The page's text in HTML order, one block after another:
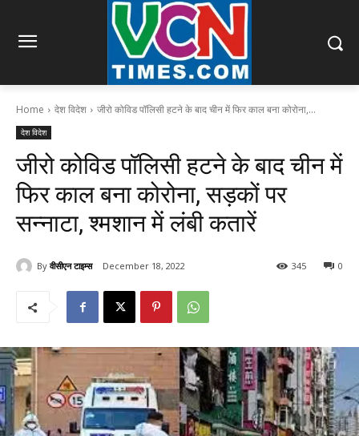
Home देश विदेश जीरो कोविड पॉलिसी हटने के बाद चीन में फिर काल बना कोरोना,...
देश विदेश
जीरो कोविड पॉलिसी हटने के बाद चीन में
फिर काल बना कोरोना, सड़कों पर
सन्नाटा, श्मशान में लंबी कतारें
By वीसीएन टाइम्स December 18, 2022 0
345